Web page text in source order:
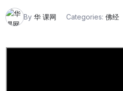
By 华 课网 Categories: 佛经